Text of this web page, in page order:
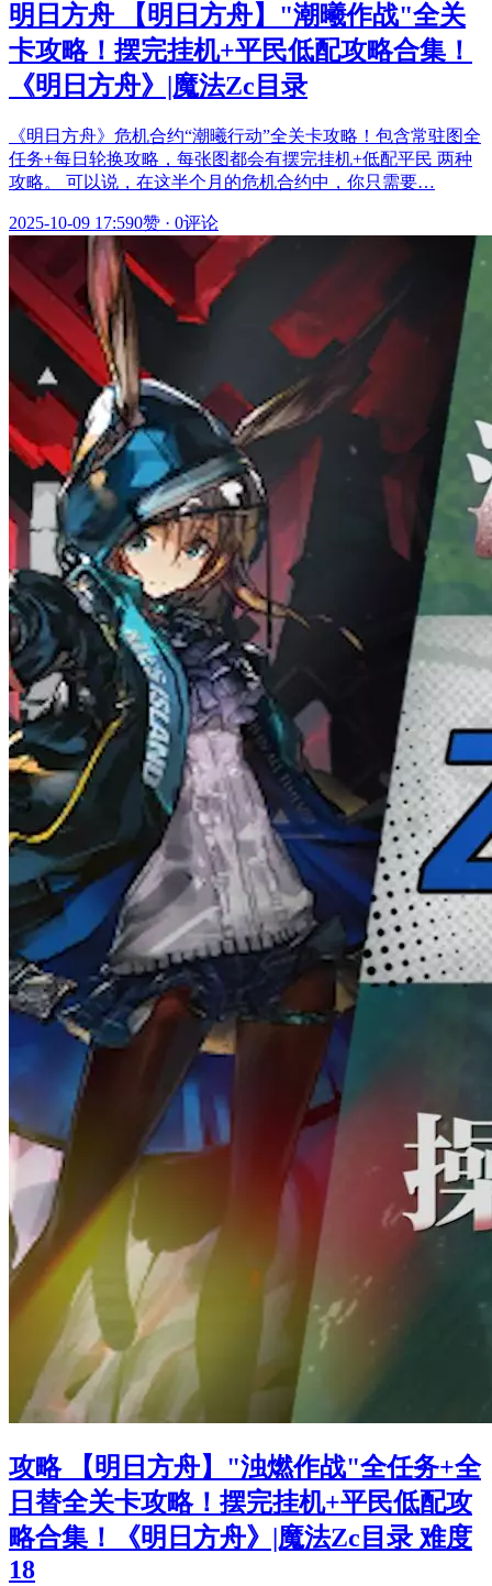
明日方舟 【明日方舟】"潮曦作战"全关
卡攻略！摆完挂机+平民低配攻略合集！
《明日方舟》|魔法Zc目录
《明日方舟》危机合约“潮曦行动”全关卡攻略！包含常驻图全
任务+每日轮换攻略，每张图都会有摆完挂机+低配平民 两种
攻略。 可以说，在这半个月的危机合约中，你只需要…
2025-10-09 17:590赞 · 0评论
攻略 【明日方舟】"浊燃作战"全任务+全
日替全关卡攻略！摆完挂机+平民低配攻
略合集！《明日方舟》|魔法Zc目录 难度
18